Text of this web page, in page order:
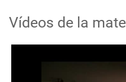
Vídeos de la